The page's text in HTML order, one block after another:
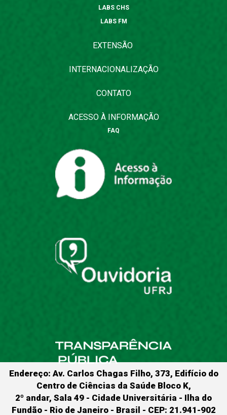
LABS CHS
LABS FM
EXTENSÃO
INTERNACIONALIZAÇÃO
CONTATO
ACESSO À INFORMAÇÃO
FAQ
Endereço: Av. Carlos Chagas Filho, 373, Edifício do
Centro de Ciências da Saúde Bloco K,
2º andar, Sala 49 - Cidade Universitária - Ilha do
Fundão - Rio de Janeiro - Brasil - CEP: 21.941-902